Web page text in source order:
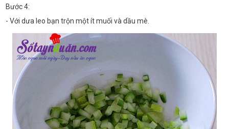
Bước 4:
- Với dưa leo bạn trộn một ít muối và dầu mè.